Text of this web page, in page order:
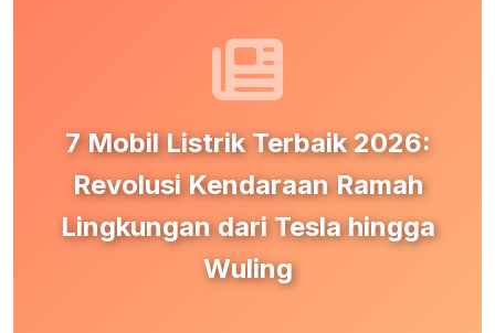
7 Mobil Listrik Terbaik 2026:
Revolusi Kendaraan Ramah
Lingkungan dari Tesla hingga
Wuling